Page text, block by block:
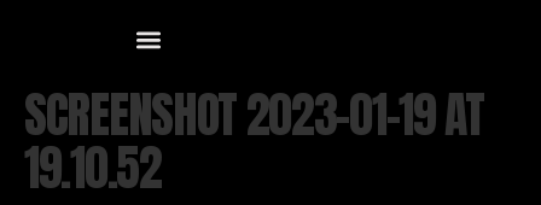
SCREENSHOT 2023-01-19 AT
19.10.52